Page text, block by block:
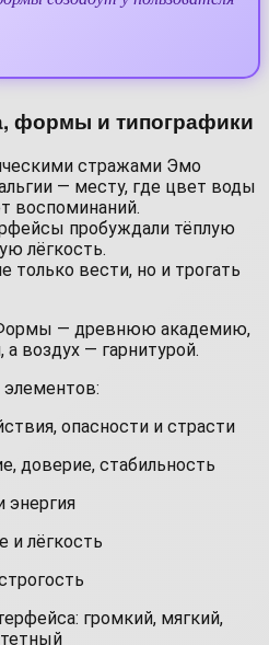
формы и типографики
стражами Эмо
— месту, где цвет воды
воспоминаний.
пробуждали тёплую
лёгкость.
только вести, но и трогать
— древнюю академию,
воздух — гарнитурой.
опасности и страсти
доверие, стабильность
и лёгкость
громкий, мягкий,